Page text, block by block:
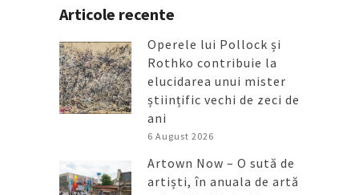
Articole recente
Operele lui Pollock și
Rothko contribuie la
elucidarea unui mister
științific vechi de zeci de
ani
6 August 2026
Artown Now – O sută de
artiști, în anuala de artă